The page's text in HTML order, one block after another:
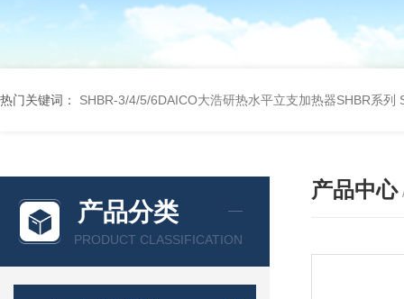
热门关键词： SHBR-3/4/5/6DAICO大浩研热水平立支加热器SHBR系列
产品分类
PRODUCT CLASSIFICATION
产品中心